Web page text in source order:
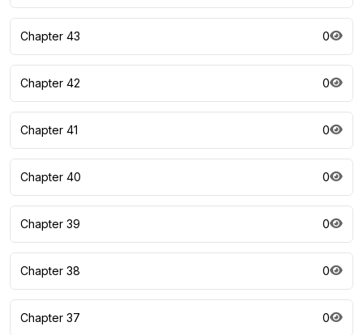
Chapter 43 0
Chapter 42 0
Chapter 41 0
Chapter 40 0
Chapter 39 0
Chapter 38 0
Chapter 37 0